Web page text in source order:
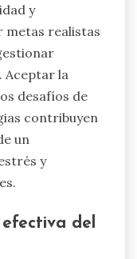
y
metas realistas
Aceptar la
desafíos de
contribuyen
un
y
efectiva del